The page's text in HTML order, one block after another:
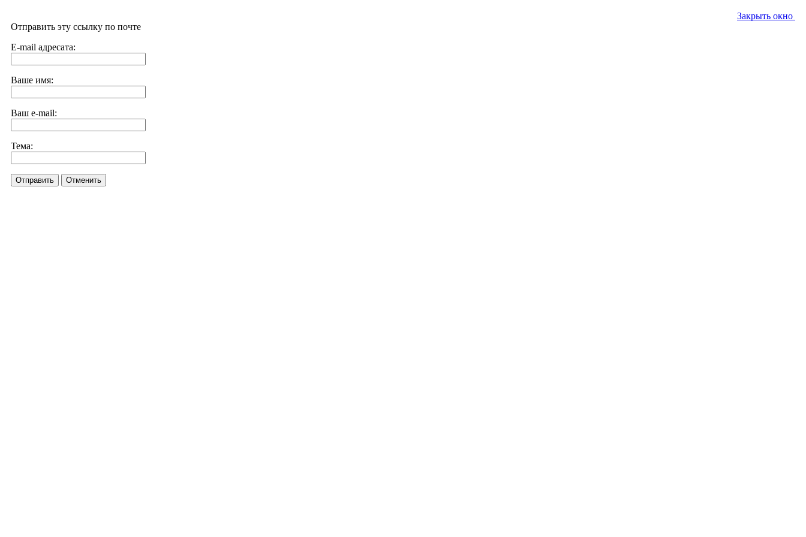
Закрыть окно
Отправить эту ссылку по почте
E-mail адресата:
Ваше имя:
Ваш e-mail:
Тема:
Отправить Отменить